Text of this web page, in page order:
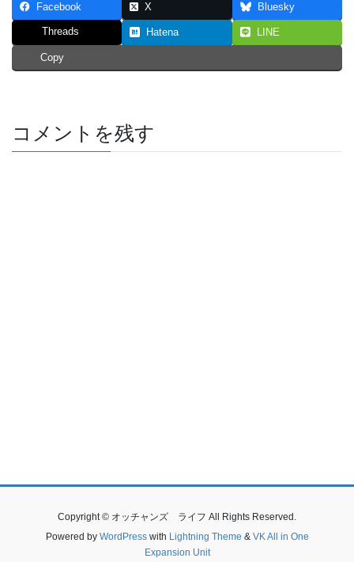
Facebook X Bluesky
Threads Hatena LINE
Copy
コメントを残す
Copyright © オッチャンズ ライフ All Rights Reserved.
Powered by WordPresswith Lightning Theme & VK All in One
Expansion Unit